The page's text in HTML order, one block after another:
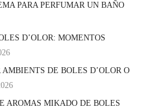
PARA PERFUMAR UN BAÑO
D’OLOR: MOMENTOS
DE BOLES D’OLOR O
AROMAS MIKADO DE BOLES